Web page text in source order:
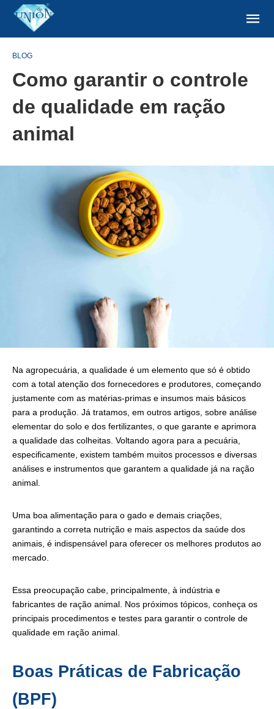
BLOG
Como garantir o controle
de qualidade em ração
animal
Na agropecuária, a qualidade é um elemento que só é obtido
com a total atenção dos fornecedores e produtores, começando
justamente com as matérias-primas e insumos mais básicos
para a produção. Já tratamos, em outros artigos, sobre análise
elementar do solo e dos fertilizantes, o que garante e aprimora
a qualidade das colheitas. Voltando agora para a pecuária,
especificamente, existem também muitos processos e diversas
análises e instrumentos que garantem a qualidade já na ração
animal.
Uma boa alimentação para o gado e demais criações,
garantindo a correta nutrição e mais aspectos da saúde dos
animais, é indispensável para oferecer os melhores produtos ao
mercado.
Essa preocupação cabe, principalmente, à indústria e
fabricantes de ração animal. Nos próximos tópicos, conheça os
principais procedimentos e testes para garantir o controle de
qualidade em ração animal.
Boas Práticas de Fabricação
(BPF)